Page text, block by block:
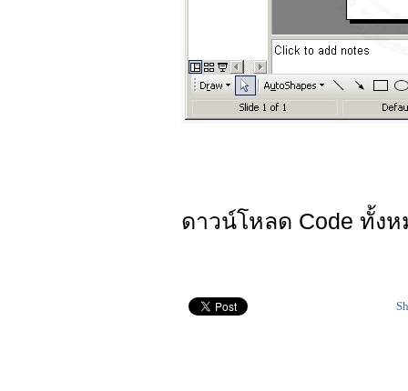
ดาวน์โหลด Code ทั้ง